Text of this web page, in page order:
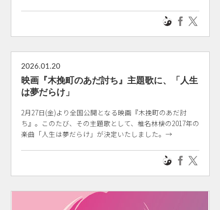
2026.01.20
映画『木挽町のあだ討ち』主題歌に、「人生
は夢だらけ」
2月27日(金)より全国公開となる映画『木挽町のあだ討
ち』。このたび、その主題歌として、椎名林檎の2017年の
楽曲「人生は夢だらけ」が決定いたしました。→